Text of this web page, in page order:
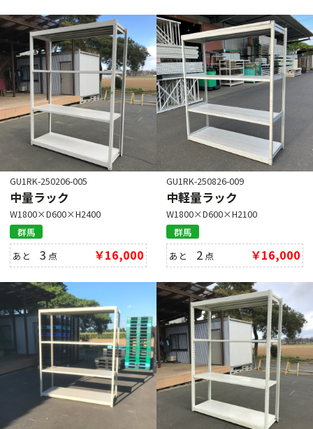
GU1RK-250206-005
中量ラック
W1800×D600×H2400
群馬
あと3 点 ￥16,000
GU1RK-250826-009
中軽量ラック
W1800×D600×H2100
群馬
あと 2 点 ￥16,000